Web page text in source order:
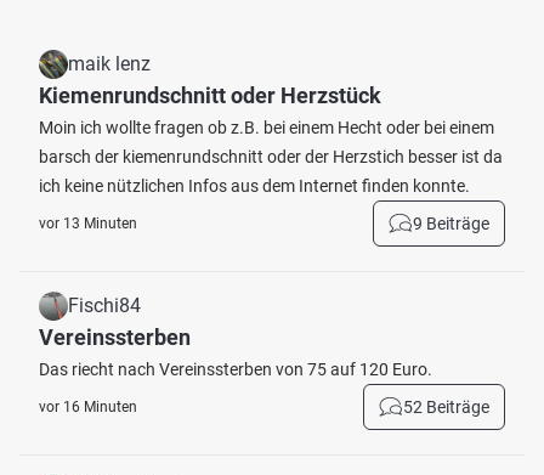
maik lenz
Kiemenrundschnitt oder Herzstück
Moin ich wollte fragen ob z.B. bei einem Hecht oder bei einem
barsch der kiemenrundschnitt oder der Herzstich besser ist da
ich keine nützlichen Infos aus dem Internet finden konnte.
vor 13 Minuten 9 Beiträge
Fischi84
Vereinssterben
Das riecht nach Vereinssterben von 75 auf 120 Euro.
vor 16 Minuten 52 Beiträge